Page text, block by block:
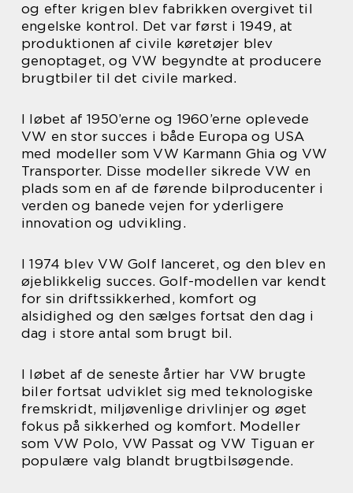
og efter krigen blev fabrikken overgivet til
engelske kontrol. Det var først i 1949, at
produktionen af civile køretøjer blev
genoptaget, og VW begyndte at producere
brugtbiler til det civile marked.
I løbet af 1950’erne og 1960’erne oplevede
VW en stor succes i både Europa og USA
med modeller som VW Karmann Ghia og VW
Transporter. Disse modeller sikrede VW en
plads som en af de førende bilproducenter i
verden og banede vejen for yderligere
innovation og udvikling.
I 1974 blev VW Golf lanceret, og den blev en
øjeblikkelig succes. Golf-modellen var kendt
for sin driftssikkerhed, komfort og
alsidighed og den sælges fortsat den dag i
dag i store antal som brugt bil.
I løbet af de seneste årtier har VW brugte
biler fortsat udviklet sig med teknologiske
fremskridt, miljøvenlige drivlinjer og øget
fokus på sikkerhed og komfort. Modeller
som VW Polo, VW Passat og VW Tiguan er
populære valg blandt brugtbilsøgende.